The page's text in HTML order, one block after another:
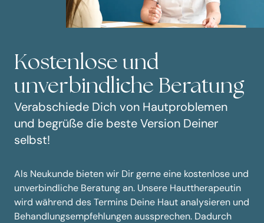
Kostenlose und
unverbindliche Beratung
Verabschiede Dich von Hautproblemen
und begrüße die beste Version Deiner
selbst!
Als Neukunde bieten wir Dir gerne eine kostenlose und
unverbindliche Beratung an. Unsere Hauttherapeutin
wird während des Termins Deine Haut analysieren und
Behandlungsempfehlungen aussprechen. Dadurch